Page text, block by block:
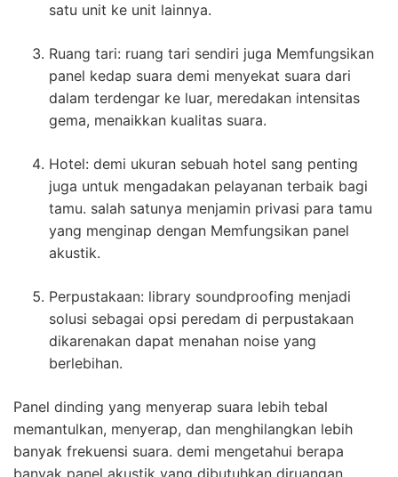
satu unit ke unit lainnya.
Ruang tari: ruang tari sendiri juga Memfungsikan
panel kedap suara demi menyekat suara dari
dalam terdengar ke luar, meredakan intensitas
gema, menaikkan kualitas suara.
Hotel: demi ukuran sebuah hotel sang penting
juga untuk mengadakan pelayanan terbaik bagi
tamu. salah satunya menjamin privasi para tamu
yang menginap dengan Memfungsikan panel
akustik.
Perpustakaan: library soundproofing menjadi
solusi sebagai opsi peredam di perpustakaan
dikarenakan dapat menahan noise yang
berlebihan.
Panel dinding yang menyerap suara lebih tebal
memantulkan, menyerap, dan menghilangkan lebih
banyak frekuensi suara. demi mengetahui berapa